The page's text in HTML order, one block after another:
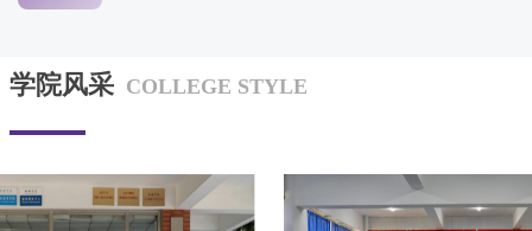
学院风采 COLLEGE STYLE